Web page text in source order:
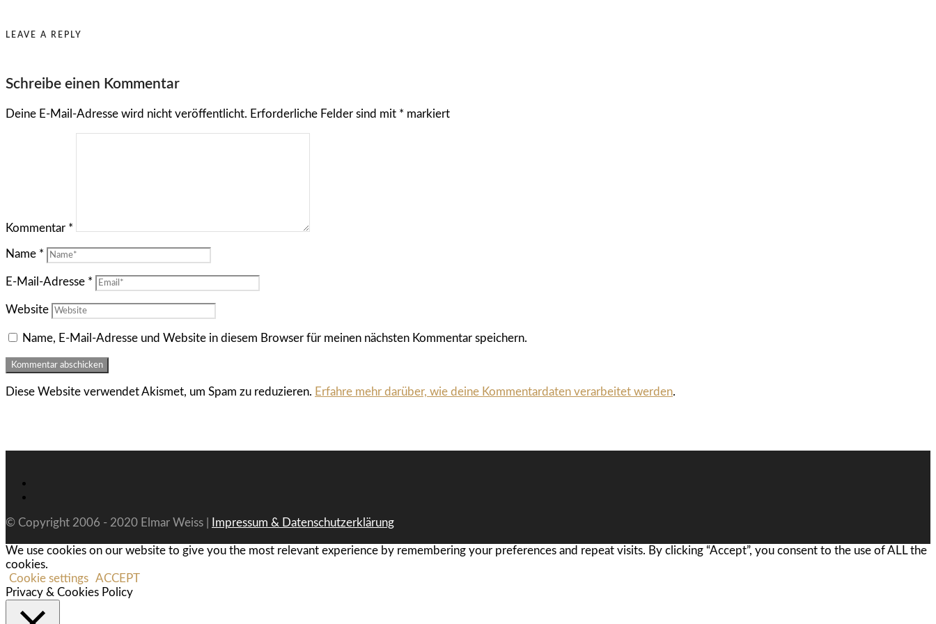
LEAVE A REPLY
Schreibe einen Kommentar
Deine E-Mail-Adresse wird nicht veröffentlicht. Erforderliche Felder sind mit * markiert
Kommentar *
Name *
E-Mail-Adresse *
Website
Name, E-Mail-Adresse und Website in diesem Browser für meinen nächsten Kommentar speichern.
Diese Website verwendet Akismet, um Spam zu reduzieren. Erfahre mehr darüber, wie deine Kommentardaten verarbeitet werden.
© Copyright 2006 - 2020 Elmar Weiss | Impressum & Datenschutzerklärung
We use cookies on our website to give you the most relevant experience by remembering your preferences and repeat visits. By clicking “Accept”, you consent to the use of ALL the
cookies.
Cookie settings ACCEPT
Privacy & Cookies Policy